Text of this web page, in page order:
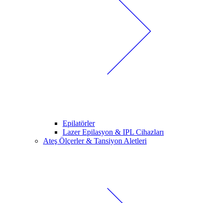
Epilatörler
Lazer Epilasyon & IPL Cihazları
Ateş Ölçerler & Tansiyon Aletleri